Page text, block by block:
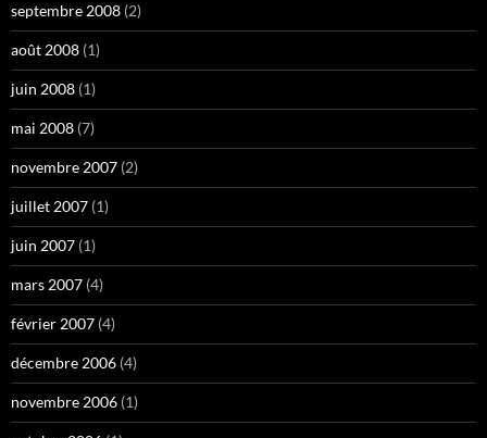
septembre 2008 (2)
août 2008 (1)
juin 2008 (1)
mai 2008 (7)
novembre 2007 (2)
juillet 2007 (1)
juin 2007 (1)
mars 2007 (4)
février 2007 (4)
décembre 2006 (4)
novembre 2006 (1)